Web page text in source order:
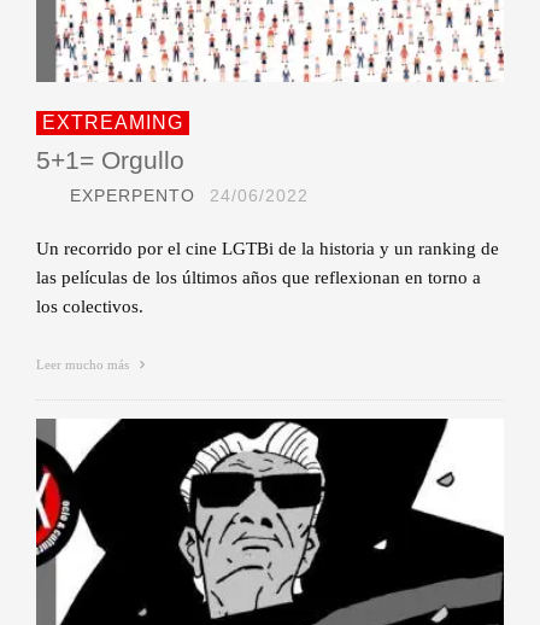
EXTREAMING
5+1= Orgullo
EXPERPENTO 24/06/2022
Un recorrido por el cine LGTBi de la historia y un ranking de
las películas de los últimos años que reflexionan en torno a
los colectivos.
Leer mucho más